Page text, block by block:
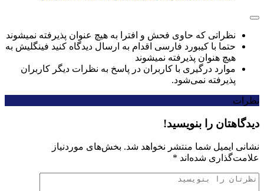
نظراتی که حاوی فحش و افترا به هیچ عنوان پذیرفته نمیشوند
حتما با کیبورد فارسی اقدام به ارسال دیدگاه کنید فینگلیش به
هیچ هنوان پذیرفته نمیشوند
موارد درگیری با کاربران در پاسخ به نظرات دیگر کاربران
پذیرفته نمی‌شود.
نظرات
دیدگاهتان را بنویسید!
نشانی ایمیل شما منتشر نخواهد شد. بخش‌های موردنیاز
علامت‌گذاری شده‌اند *